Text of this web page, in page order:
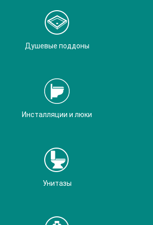
Душевые поддоны
Инсталляции и люки
Унитазы